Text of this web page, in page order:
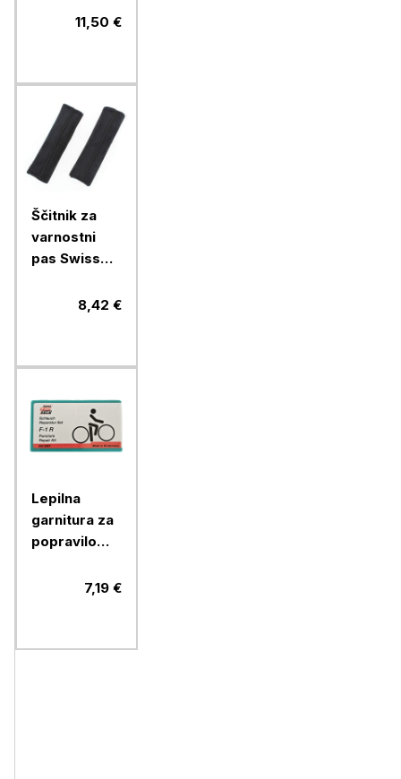
prednja,11,50 €
Ščitnik za
varnostni
pas Swiss
cm, črn8,42 €
Lepilna
garnitura za
popravilo
koles F-1R7,19 €